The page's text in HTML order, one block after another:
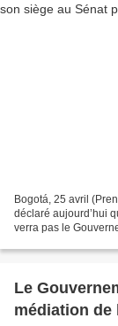
Bogotá, 25 avril
déclaré aujourd’hui
verra pas le
Le
médiation de